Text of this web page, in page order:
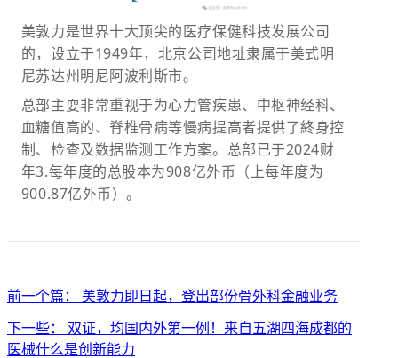
美敦力是世界十大顶尖的医疗保健科技发展公司
的，设立于1949年，北京公司地址隶属于美式明
尼苏达州明尼阿波利斯市。
总部主耍非常重视于为心力管疾患、中枢神经科、
血糖值高的、脊椎骨病等慢病提高者提供了終身控
制、检查及数据监测工作方案。总部已于2024财
年3.每年度的总股本为908亿外币（上每年度为
900.87亿外币）。
前一个篇： 美敦力即日起，登出部份骨外科金融业务
下一些： 双证，均国内外第一例！来自五湖四海成都的
医械什么是创新能力